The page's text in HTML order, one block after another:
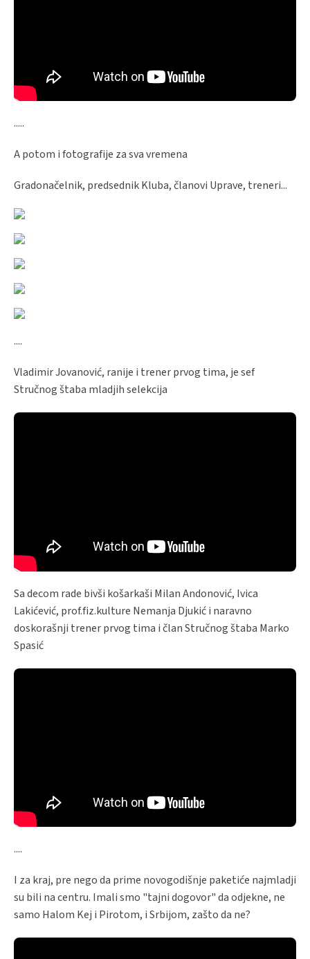
.....
A potom i fotografije za sva vremena
Gradonačelnik, predsednik Kluba, članovi Uprave, treneri...
....
Vladimir Jovanović, ranije i trener prvog tima, je sef
Stručnog štaba mladjih selekcija
Sa decom rade bivši košarkaši Milan Andonović, Ivica
Lakićević, prof.fiz.kulture Nemanja Djukić i naravno
doskorašnji trener prvog tima i član Stručnog štaba Marko
Spasić
....
I za kraj, pre nego da prime novogodišnje paketiće najmladji
su bili na centru. Imali smo "tajni dogovor" da odjekne, ne
samo Halom Kej i Pirotom, i Srbijom, zašto da ne?